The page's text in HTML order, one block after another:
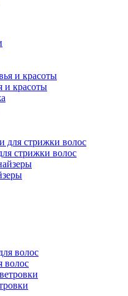
и красоты
стрижки волос
волос